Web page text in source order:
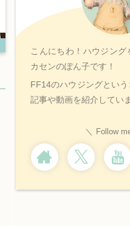
こんにちわ！ハウジング
カセンのぽん子です！
FF14のハウジングとい
記事や動画を紹介してい
Follow